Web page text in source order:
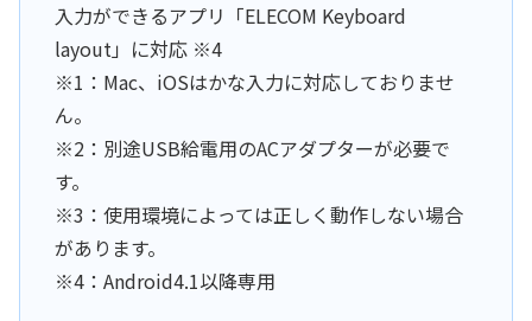
入力ができるアプリ「ELECOM Keyboard
layout」に対応 ※4
※1：Mac、iOSはかな入力に対応しておりませ
ん。
※2：別途USB給電用のACアダプターが必要で
す。
※3：使用環境によっては正しく動作しない場合
があります。
※4：Android4.1以降専用